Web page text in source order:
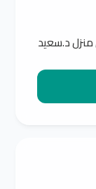
منزل د.سعيد